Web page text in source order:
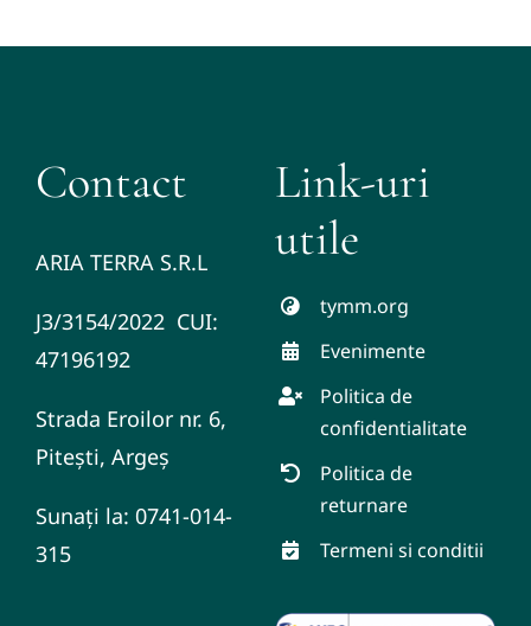
Contact
ARIA TERRA S.R.L
J3/3154/2022 CUI:
47196192
Strada Eroilor nr. 6,
Pitești, Argeș
Sunați la: 0741-014-
315
Link-uri
utile
tymm.org
Evenimente
Politica de
confidentialitate
Politica de
returnare
Termeni si conditii